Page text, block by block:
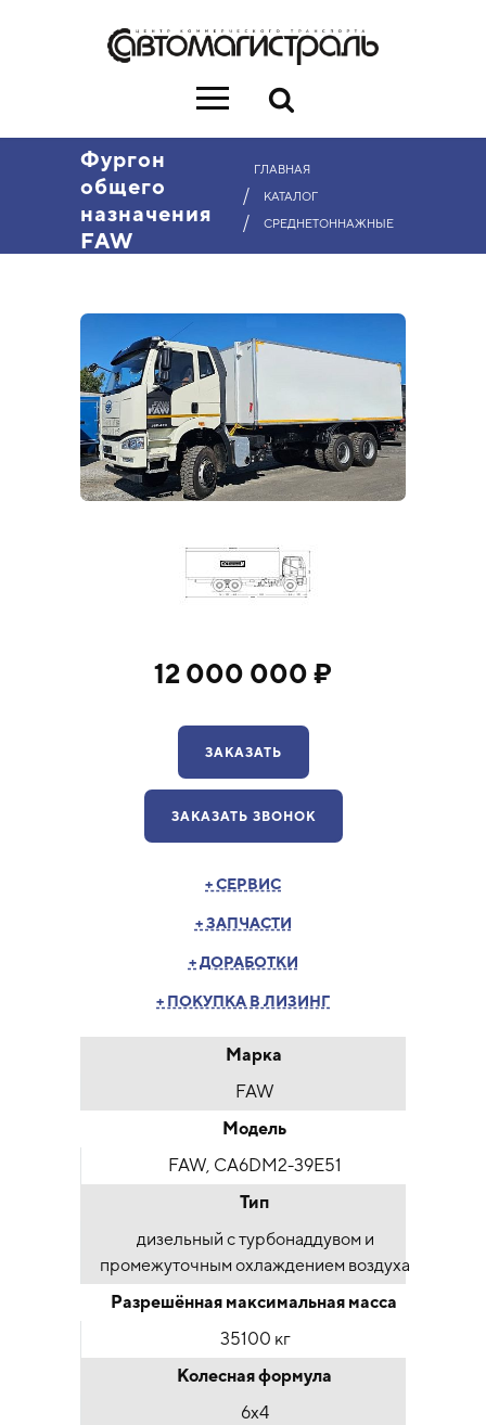
Фургон
общего
назначения
FAW
ГЛАВНАЯ
/ КАТАЛОГ
/ СРЕДНЕТОННАЖНЫЕ
12 000 000 ₽
ЗАКАЗАТЬ
ЗАКАЗАТЬ ЗВОНОК
+ СЕРВИС
+ ЗАПЧАСТИ
+ ДОРАБОТКИ
+ ПОКУПКА В ЛИЗИНГ
Марка
FAW
Модель
FAW, CA6DM2-39E51
Тип
дизельный с турбонаддувом и
промежуточным охлаждением воздуха
Разрешённая максимальная масса
35100 кг
Колесная формула
6х4